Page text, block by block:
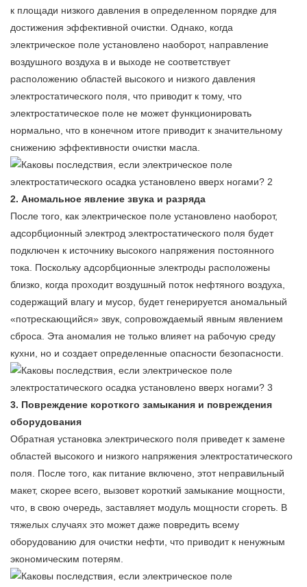
к площади низкого давления в определенном порядке для
достижения эффективной очистки. Однако, когда
электрическое поле установлено наоборот, направление
воздушного воздуха в и выходе не соответствует
расположению областей высокого и низкого давления
электростатического поля, что приводит к тому, что
электростатическое поле не может функционировать
нормально, что в конечном итоге приводит к значительному
снижению эффективности очистки масла.
2. Аномальное явление звука и разряда
После того, как электрическое поле установлено наоборот,
адсорбционный электрод электростатического поля будет
подключен к источнику высокого напряжения постоянного
тока. Поскольку адсорбционные электроды расположены
близко, когда проходит воздушный поток нефтяного воздуха,
содержащий влагу и мусор, будет генерируется аномальный
«потрескающийся» звук, сопровождаемый явным явлением
сброса. Эта аномалия не только влияет на рабочую среду
кухни, но и создает определенные опасности безопасности.
3. Повреждение короткого замыкания и повреждения
оборудования
Обратная установка электрического поля приведет к замене
областей высокого и низкого напряжения электростатического
поля. После того, как питание включено, этот неправильный
макет, скорее всего, вызовет короткий замыкание мощности,
что, в свою очередь, заставляет модуль мощности сгореть. В
тяжелых случаях это может даже повредить всему
оборудованию для очистки нефти, что приводит к ненужным
экономическим потерям.